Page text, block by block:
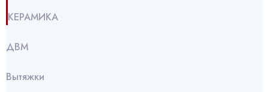
КЕРАМИКА
ДВМ
Вытяжки